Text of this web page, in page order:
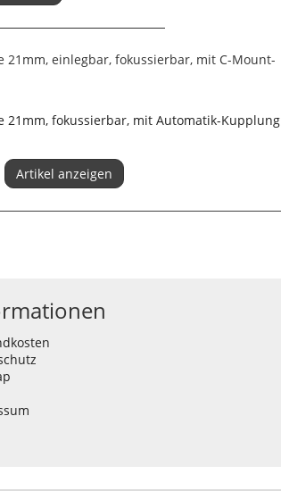
21mm, einlegbar, fokussierbar, mit C-Mount-
21mm, fokussierbar, mit Automatik-Kupplung
Artikel anzeigen